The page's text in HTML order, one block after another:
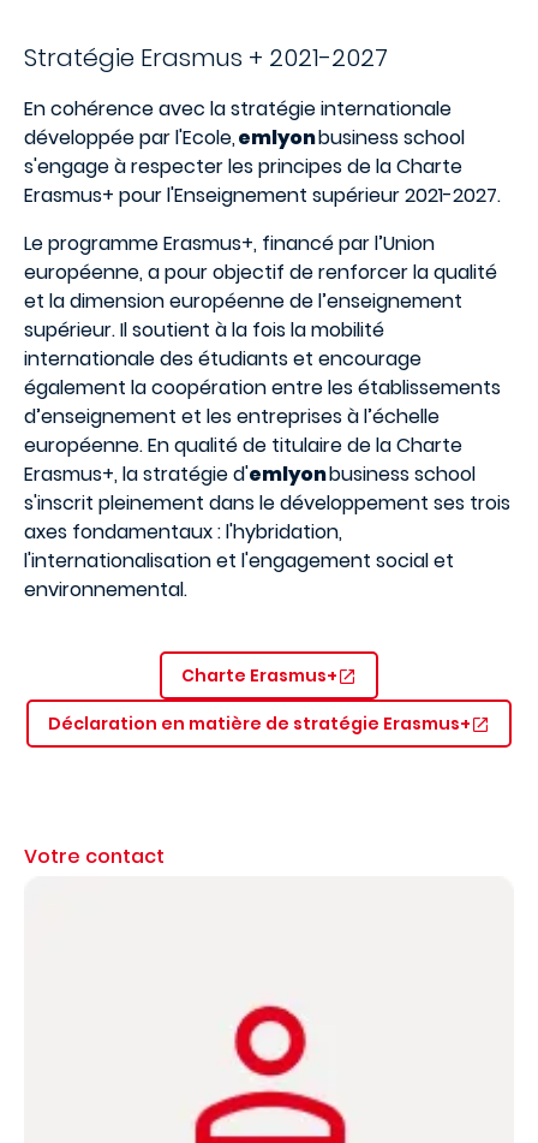
Stratégie Erasmus + 2021-2027
En cohérence avec la stratégie internationale
développée par l'Ecole,emlyonbusiness school
s'engage à respecter les principes de la Charte
Erasmus+ pour l'Enseignement supérieur 2021-2027.
Le programme Erasmus+, financé par l’Union
européenne, a pour objectif de renforcer la qualité
et la dimension européenne de l’enseignement
supérieur. Il soutient à la fois la mobilité
internationale des étudiants et encourage
également la coopération entre les établissements
d’enseignement et les entreprises à l’échelle
européenne. En qualité de titulaire de la Charte
Erasmus+, la stratégie d'emlyonbusiness school
s'inscrit pleinement dans le développement ses trois
axes fondamentaux : l'hybridation,
l'internationalisation et l'engagement social et
environnemental.
Charte Erasmus+
Déclaration en matière de stratégie Erasmus+
Votre contact